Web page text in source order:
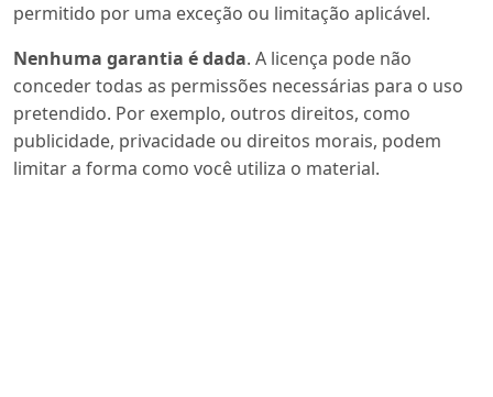
permitido por uma exceção ou limitação aplicável.
Nenhuma garantia é dada. A licença pode não
conceder todas as permissões necessárias para o uso
pretendido. Por exemplo, outros direitos, como
publicidade, privacidade ou direitos morais, podem
limitar a forma como você utiliza o material.